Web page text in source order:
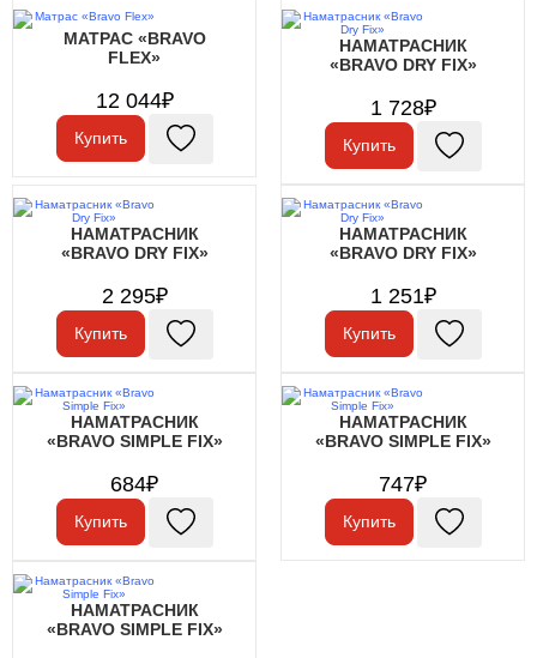
МАТРАС «BRAVO
FLEX»
12 044₽
Купить
НАМАТРАСНИК
«BRAVO DRY FIX»
1 728₽
Купить
НАМАТРАСНИК
«BRAVO DRY FIX»
2 295₽
Купить
НАМАТРАСНИК
«BRAVO DRY FIX»
1 251₽
Купить
НАМАТРАСНИК
«BRAVO SIMPLE FIX»
684₽
Купить
НАМАТРАСНИК
«BRAVO SIMPLE FIX»
747₽
Купить
НАМАТРАСНИК
«BRAVO SIMPLE FIX»